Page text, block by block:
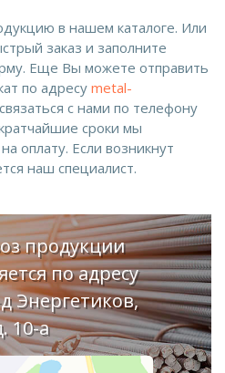
в нашем каталоге. Или
заказ и заполните
Еще Вы можете отправить
по адресу metal-
с нами по телефону
сроки мы
оплату. Если возникнут
наш специалист.
продукции
по адресу
Энергетиков,
10-а